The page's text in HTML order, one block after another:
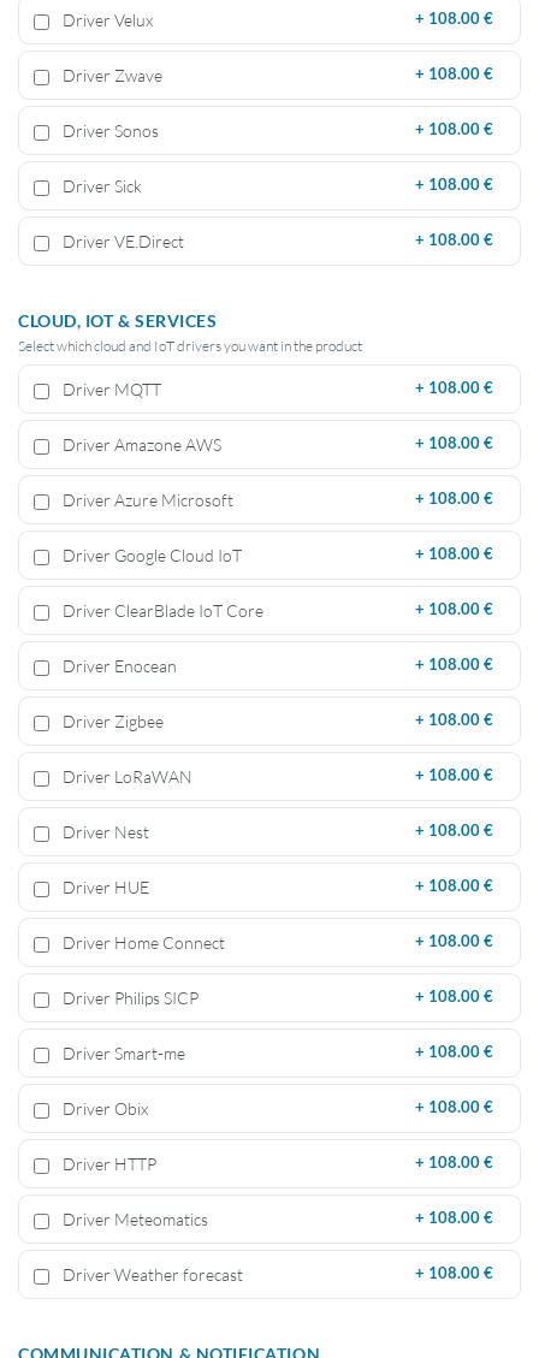
Driver Velux + 108.00 €
Driver Zwave + 108.00 €
Driver Sonos + 108.00 €
Driver Sick + 108.00 €
Driver VE.Direct + 108.00 €
CLOUD, IOT & SERVICES
Select which cloud and IoT drivers you want in the product
Driver MQTT + 108.00 €
Driver Amazone AWS + 108.00 €
Driver Azure Microsoft + 108.00 €
Driver Google Cloud IoT + 108.00 €
Driver ClearBlade IoT Core + 108.00 €
Driver Enocean + 108.00 €
Driver Zigbee + 108.00 €
Driver LoRaWAN + 108.00 €
Driver Nest + 108.00 €
Driver HUE + 108.00 €
Driver Home Connect + 108.00 €
Driver Philips SICP + 108.00 €
Driver Smart-me + 108.00 €
Driver Obix + 108.00 €
Driver HTTP + 108.00 €
Driver Meteomatics + 108.00 €
Driver Weather forecast + 108.00 €